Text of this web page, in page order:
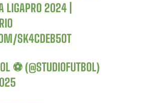
LIGAPRO 2024 |
SK4CDEB5OT
⚽ (@STUDIOFUTBOL)